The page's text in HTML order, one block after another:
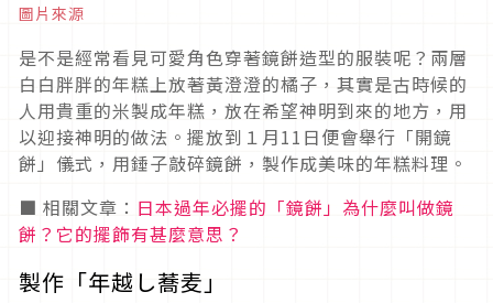
圖片來源
是不是經常看見可愛角色穿著鏡餅造型的服裝呢？兩層
白白胖胖的年糕上放著黃澄澄的橘子，其實是古時候的
人用貴重的米製成年糕，放在希望神明到來的地方，用
以迎接神明的做法。擺放到１月11日便會舉行「開鏡
餅」儀式，用錘子敲碎鏡餅，製作成美味的年糕料理。
■ 相關文章： 日本過年必擺的「鏡餅」為什麼叫做鏡
餅？它的擺飾有甚麼意思？
製作「年越し蕎麦」